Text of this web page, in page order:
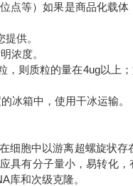
点等）如果是商品化载
供。
浓度。
则质粒的量在4ug以上
冰箱中，使用干冰运输。
细胞中以游离超螺旋状存
有分子量小，易转化，
库和次级克隆。